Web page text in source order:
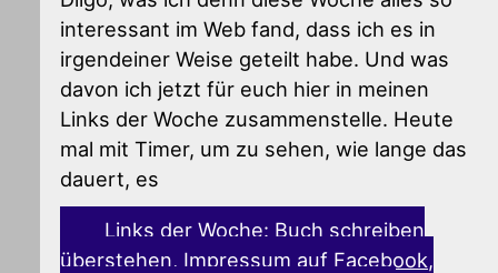
interessant im Web fand, dass ich es in
irgendeiner Weise geteilt habe. Und was
davon ich jetzt für euch hier in meinen
Links der Woche zusammenstelle. Heute
mal mit Timer, um zu sehen, wie lange das
dauert, es
Links der Woche: Buch schreiben
überstehen, Impressum auf Facebook,